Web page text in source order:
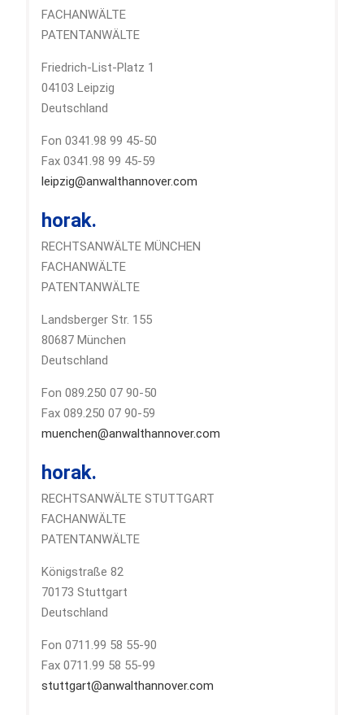
FACHANWÄLTE
PATENTANWÄLTE
Friedrich-List-Platz 1
04103 Leipzig
Deutschland
Fon 0341.98 99 45-50
Fax 0341.98 99 45-59
leipzig@anwalthannover.com
horak.
RECHTSANWÄLTE MÜNCHEN
FACHANWÄLTE
PATENTANWÄLTE
Landsberger Str. 155
80687 München
Deutschland
Fon 089.250 07 90-50
Fax 089.250 07 90-59
muenchen@anwalthannover.com
horak.
RECHTSANWÄLTE STUTTGART
FACHANWÄLTE
PATENTANWÄLTE
Königstraße 82
70173 Stuttgart
Deutschland
Fon 0711.99 58 55-90
Fax 0711.99 58 55-99
stuttgart@anwalthannover.com